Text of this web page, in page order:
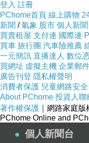
登入 註冊
PChome首頁 線上購物
新聞 /氣象 股市 個人新聞
買賣租屋 支付連 國際連
買車 旅行團 汽車險推薦
一元簡訊 直播達人 數位
買網址 虛擬主機 企業郵
廣告刊登 隱私權聲明
消費者保護 兒童網路安全
About PChome 投資人聯
著作權保護 ｜網路家庭
PChome Online and
個人新聞台